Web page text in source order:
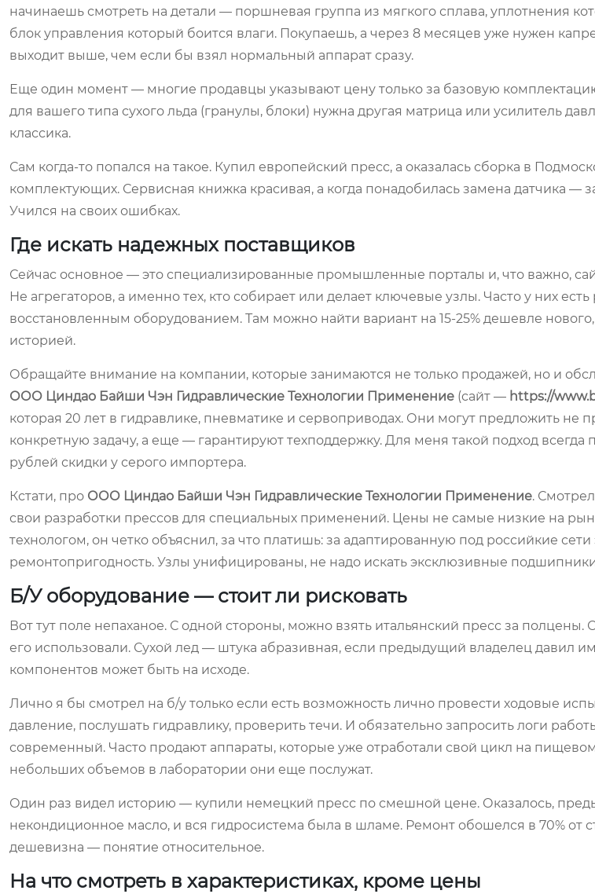
начинаешь смотреть на детали — поршневая группа из мягкого сплава, уплотнения
блок управления который боится влаги. Покупаешь, а через 8 месяцев уже нужен
выходит выше, чем если бы взял нормальный аппарат сразу.
Еще один момент — многие продавцы указывают цену только за базовую
для вашего типа сухого льда (гранулы, блоки) нужна другая матрица или усилитель
классика.
Сам когда-то попался на такое. Купил европейский пресс, а оказалась сборка в
комплектующих. Сервисная книжка красивая, а когда понадобилась замена датчика —
Учился на своих ошибках.
Где искать надежных поставщиков
Сейчас основное — это специализированные промышленные порталы и, что важно,
Не агрегаторов, а именно тех, кто собирает или делает ключевые узлы. Часто у них
восстановленным оборудованием. Там можно найти вариант на 15-25% дешевле
историей.
Обращайте внимание на компании, которые занимаются не только продажей, но и
ООО Циндао Байши Чэн Гидравлические Технологии Применение (сайт — https://
которая 20 лет в гидравлике, пневматике и сервоприводах. Они могут предложить не
конкретную задачу, а еще — гарантируют техподдержку. Для меня такой подход всегда
рублей скидки у серого импортера.
Кстати, про ООО Циндао Байши Чэн Гидравлические Технологии Применение.
свои разработки прессов для специальных применений. Цены не самые низкие на
технологом, он четко объяснил, за что платишь: за адаптированную под российкие сети
ремонтопригодность. Узлы унифицированы, не надо искать эксклюзивные
Б/У оборудование — стоит ли рисковать
Вот тут поле непаханое. С одной стороны, можно взять итальянский пресс за полцены.
его использовали. Сухой лед — штука абразивная, если предыдущий владелец давил
компонентов может быть на исходе.
Лично я бы смотрел на б/у только если есть возможность лично провести ходовые
давление, послушать гидравлику, проверить течи. И обязательно запросить логи
современный. Часто продают аппараты, которые уже отработали свой цикл на
небольших объемов в лаборатории они еще послужат.
Один раз видел историю — купили немецкий пресс по смешной цене. Оказалось,
некондиционное масло, и вся гидросистема была в шламе. Ремонт обошелся в 70% от
дешевизна — понятие относительное.
На что смотреть в характеристиках, кроме цены